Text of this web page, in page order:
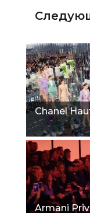
Chanel
Armani